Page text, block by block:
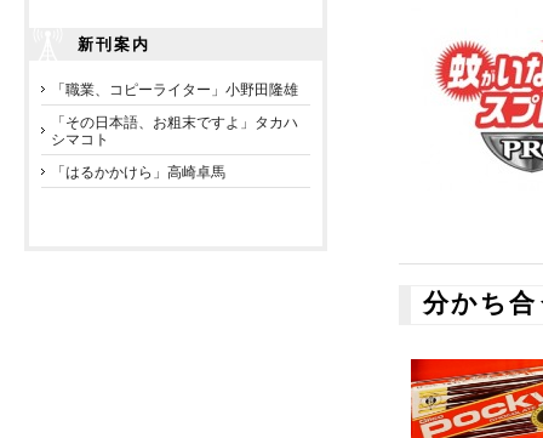
新刊案内
「職業、コピーライター」小野田隆雄
「その日本語、お粗末ですよ」タカハ
シマコト
「はるかかけら」高崎卓馬
分かち